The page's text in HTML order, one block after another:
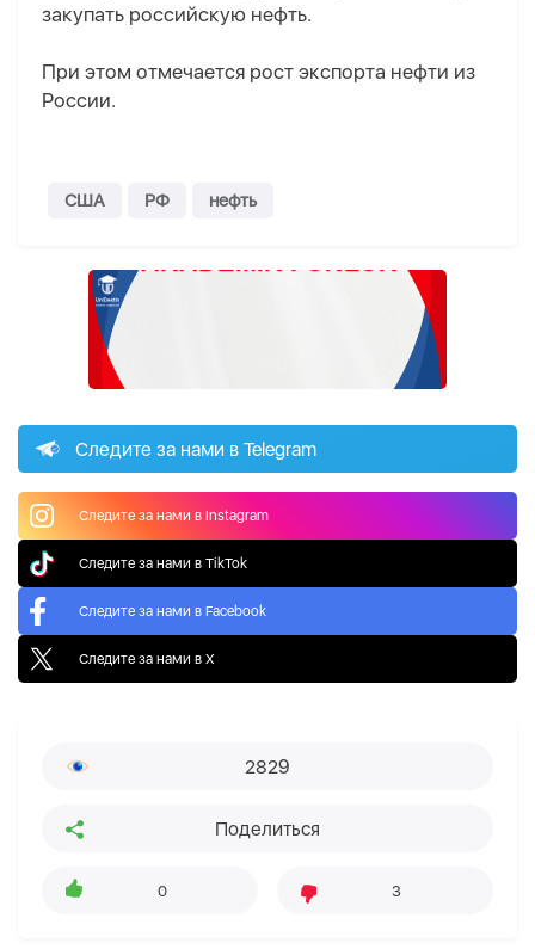
закупать российскую нефть.
При этом отмечается рост экспорта нефти из
России.
США РФ нефть
Следите за нами в Telegram
Следите за нами в Instagram
Следите за нами в TikTok
Следите за нами в Facebook
Следите за нами в X
2829
Поделиться
0 3